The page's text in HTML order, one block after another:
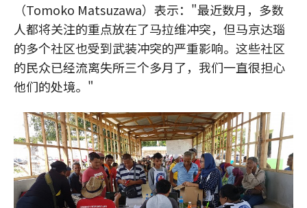
（Tomoko Matsuzawa）表示："最近数月，多数
人都将关注的重点放在了马拉维冲突，但马京达瑙
的多个社区也受到武装冲突的严重影响。这些社区
的民众已经流离失所三个多月了，我们一直很担心
他们的处境。"